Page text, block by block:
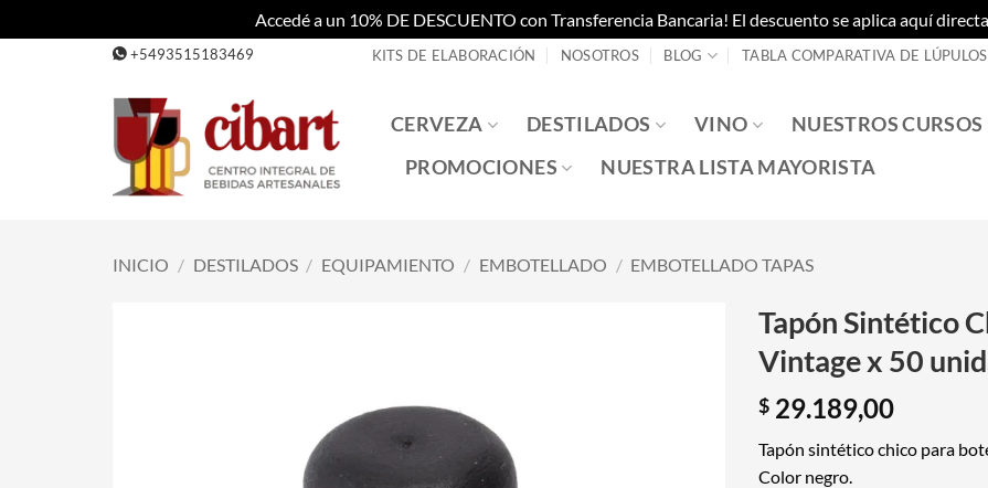
Accedé a un 10% DE DESCUENTO con Transferencia Bancaria! El descuento se aplica aquí
+5493515183469 KITS DE ELABORACIÓN NOSOTROS BLOG TABLA COMPARATIVA DE LÚPULOS
CERVEZA DESTILADOS VINO
NUESTROS CURSOS
PROMOCIONES
NUESTRA LISTA MAYORISTA
INICIO / DESTILADOS / EQUIPAMIENTO / EMBOTELLADO / EMBOTELLADO TAPAS
Tapón Sintético
Vintage x 50
$ 29.189,00
Tapón sintético chico para
Color negro.